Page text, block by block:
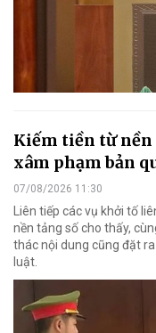
Kiếm tiền từ nền
xâm phạm bản
07/08/2026 11:30
Liên tiếp các vụ khởi tố
nền tảng số cho thấy,
thác nội dung cũng đặt
luật.